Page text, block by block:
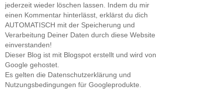
jederzeit wieder löschen lassen. Indem du mir
einen Kommentar hinterlässt, erklärst du dich
AUTOMATISCH mit der Speicherung und
Verarbeitung Deiner Daten durch diese Website
einverstanden!
Dieser Blog ist mit Blogspot erstellt und wird von
Google gehostet.
Es gelten die Datenschutzerklärung und
Nutzungsbedingungen für Googleprodukte.